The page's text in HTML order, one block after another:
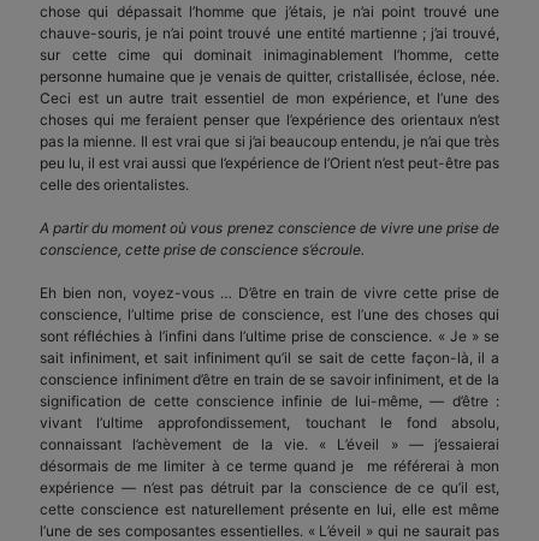
chose qui dépassait l’homme que j’étais, je n’ai point trouvé une
chauve-souris, je n’ai point trouvé une entité martienne ; j’ai trouvé,
sur cette cime qui dominait inimaginablement l’homme, cette
personne humaine que je venais de quitter, cristallisée, éclose, née.
Ceci est un autre trait essentiel de mon expérience, et l’une des
choses qui me feraient penser que l’expérience des orientaux n’est
pas la mienne. Il est vrai que si j’ai beaucoup entendu, je n’ai que très
peu lu, il est vrai aussi que l’expérience de l’Orient n’est peut-être pas
celle des orientalistes.
A partir du moment où vous prenez conscience de vivre une prise de
conscience, cette prise de conscience s’écroule.
Eh bien non, voyez-vous … D’être en train de vivre cette prise de
conscience, l’ultime prise de conscience, est l’une des choses qui
sont réfléchies à l’infini dans l’ultime prise de conscience. « Je » se
sait infiniment, et sait infiniment qu’il se sait de cette façon-là, il a
conscience infiniment d’être en train de se savoir infiniment, et de la
signification de cette conscience infinie de lui-même, — d’être :
vivant l’ultime approfondissement, touchant le fond absolu,
connaissant l’achèvement de la vie. « L’éveil » — j’essaierai
désormais de me limiter à ce terme quand je me référerai à mon
expérience — n’est pas détruit par la conscience de ce qu’il est,
cette conscience est naturellement présente en lui, elle est même
l’une de ses composantes essentielles. « L’éveil » qui ne saurait pas